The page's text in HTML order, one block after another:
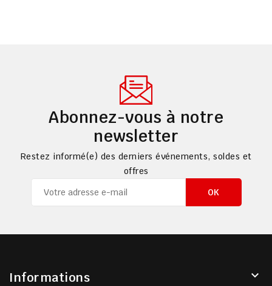
Abonnez-vous à notre
newsletter
Restez informé(e) des derniers événements, soldes et
offres
Informations 